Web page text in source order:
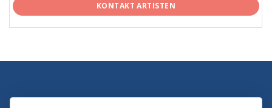
KONTAKT ARTISTEN